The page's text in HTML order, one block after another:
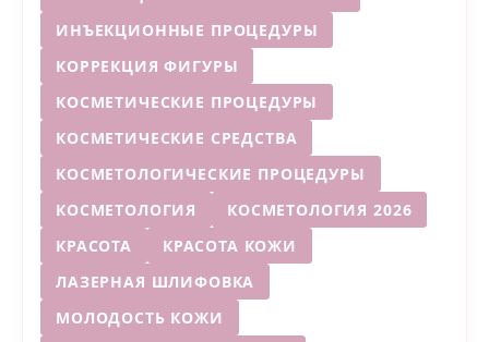
ИНЪЕКЦИОННЫЕ ПРОЦЕДУРЫ
КОРРЕКЦИЯ ФИГУРЫ
КОСМЕТИЧЕСКИЕ ПРОЦЕДУРЫ
КОСМЕТИЧЕСКИЕ СРЕДСТВА
КОСМЕТОЛОГИЧЕСКИЕ ПРОЦЕДУРЫ
КОСМЕТОЛОГИЯ
КОСМЕТОЛОГИЯ 2026
КРАСОТА
КРАСОТА КОЖИ
ЛАЗЕРНАЯ ШЛИФОВКА
МОЛОДОСТЬ КОЖИ